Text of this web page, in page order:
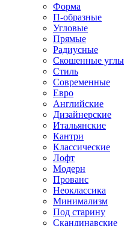
Форма
П-образные
Угловые
Прямые
Радиусные
Скошенные углы
Стиль
Современные
Евро
Английские
Дизайнерские
Итальянские
Кантри
Классические
Лофт
Модерн
Прованс
Неоклассика
Минимализм
Под старину
Скандинавские